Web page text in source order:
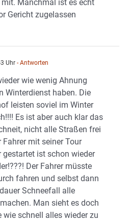
Manchmal ist es echt
Gericht zugelassen
Uhr - Antworten
wie wenig Ahnung
Winterdienst haben. Die
leisten soviel im Winter
Es ist aber auch klar das
nicht alle Straßen frei
mit seiner Tour
gestartet ist schon wieder
Der Fahrer müsste
fahren und selbst dann
Schneefall alle
Man sieht es doch
wie schnell alles wieder zu